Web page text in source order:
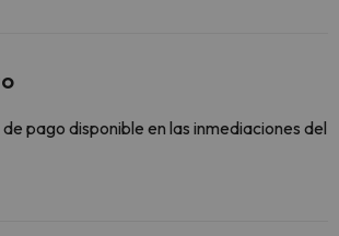
pago disponible en las inmediaciones del